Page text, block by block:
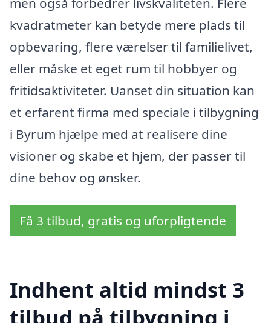
kvadratmeter kan betyde mere plads til
opbevaring, flere værelser til familielivet,
eller måske et eget rum til hobbyer og
fritidsaktiviteter. Uanset din situation kan
et erfarent firma med speciale i tilbygning
i Byrum hjælpe med at realisere dine
visioner og skabe et hjem, der passer til
dine behov og ønsker.
Få 3 tilbud, gratis og uforpligtende
Indhent altid mindst 3
tilbud på tilbygning i